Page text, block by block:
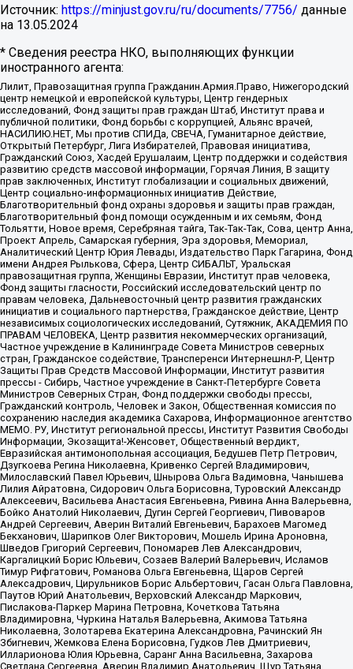
Источник: https://minjust.gov.ru/ru/documents/7756/ данные
на 13.05.2024
* Сведения реестра НКО, выполняющих функции
иностранного агента:
Лилит, Правозащитная группа Гражданин.Армия.Право, Нижегородский
центр немецкой и европейской культуры, Центр гендерных
исследований, Фонд защиты прав граждан Штаб, Институт права и
публичной политики, Фонд борьбы с коррупцией, Альянс врачей,
НАСИЛИЮ.НЕТ, Мы против СПИДа, СВЕЧА, Гуманитарное действие,
Открытый Петербург, Лига Избирателей, Правовая инициатива,
Гражданский Союз, Хасдей Ерушалаим, Центр поддержки и содействия
развитию средств массовой информации, Горячая Линия, В защиту
прав заключенных, Институт глобализации и социальных движений,
Центр социально-информационных инициатив Действие,
Благотворительный фонд охраны здоровья и защиты прав граждан,
Благотворительный фонд помощи осужденным и их семьям, Фонд
Тольятти, Новое время, Серебряная тайга, Так-Так-Так, Сова, центр Анна,
Проект Апрель, Самарская губерния, Эра здоровья, Мемориал,
Аналитический Центр Юрия Левады, Издательство Парк Гагарина, Фонд
имени Андрея Рылькова, Сфера, Центр СИБАЛЬТ, Уральская
правозащитная группа, Женщины Евразии, Институт прав человека,
Фонд защиты гласности, Российский исследовательский центр по
правам человека, Дальневосточный центр развития гражданских
инициатив и социального партнерства, Гражданское действие, Центр
независимых социологических исследований, Сутяжник, АКАДЕМИЯ ПО
ПРАВАМ ЧЕЛОВЕКА, Центр развития некоммерческих организаций,
Частное учреждение в Калининграде Совета Министров северных
стран, Гражданское содействие, Трансперенси Интернешнл-Р, Центр
Защиты Прав Средств Массовой Информации, Институт развития
прессы - Сибирь, Частное учреждение в Санкт-Петербурге Совета
Министров Северных Стран, Фонд поддержки свободы прессы,
Гражданский контроль, Человек и Закон, Общественная комиссия по
сохранению наследия академика Сахарова, Информационное агентство
МЕМО. РУ, Институт региональной прессы, Институт Развития Свободы
Информации, Экозащита!-Женсовет, Общественный вердикт,
Евразийская антимонопольная ассоциация, Бедушев Петр Петрович,
Дзугкоева Регина Николаевна, Кривенко Сергей Владимирович,
Милославский Павел Юрьевич, Шнырова Ольга Вадимовна, Чанышева
Лилия Айратовна, Сидорович Ольга Борисовна, Туровский Александр
Алексеевич, Васильева Анастасия Евгеньевна, Ривина Анна Валерьевна,
Бойко Анатолий Николаевич, Дугин Сергей Георгиевич, Пивоваров
Андрей Сергеевич, Аверин Виталий Евгеньевич, Барахоев Магомед
Бекханович, Шарипков Олег Викторович, Мошель Ирина Ароновна,
Шведов Григорий Сергеевич, Пономарев Лев Александрович,
Каргалицкий Борис Юльевич, Созаев Валерий Валерьевич, Исламов
Тимур Рифгатович, Романова Ольга Евгеньевна, Щаров Сергей
Алексадрович, Цирульников Борис Альбертович, Гасан Ольга Павловна,
Паутов Юрий Анатольевич, Верховский Александр Маркович,
Пислакова-Паркер Марина Петровна, Кочеткова Татьяна
Владимировна, Чуркина Наталья Валерьевна, Акимова Татьяна
Николаевна, Золотарева Екатерина Александровна, Рачинский Ян
Збигневич, Жемкова Елена Борисовна, Гудков Лев Дмитриевич,
Илларионова Юлия Юрьевна, Саранг Анна Васильевна, Захарова
Светлана Сергеевна, Аверин Владимир Анатольевич, Щур Татьяна